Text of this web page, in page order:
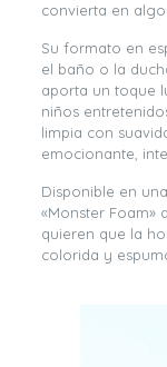
convierta en
Su formato en
el baño o la
aporta un toque
niños
limpia con
emocionante,
Disponible en
«Monster Foam»
quieren que la
colorida y